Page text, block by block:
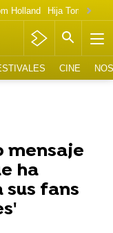
Holland Hija Tom
CINE
mensaje
ha
sus fans